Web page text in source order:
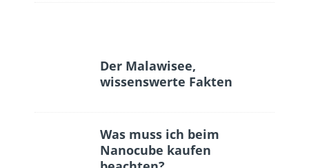
Der Malawisee,
wissenswerte Fakten
Was muss ich beim
Nanocube kaufen